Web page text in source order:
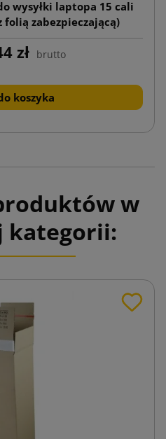
wysyłki laptopa 15 cali
folią zabezpieczającą)
zł brutto
koszyka
w
kategorii: